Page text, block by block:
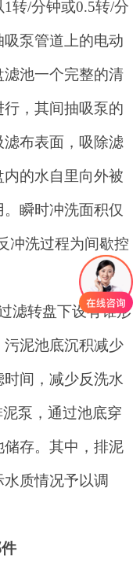
1转/分钟或0.5转/分
泵管道上的电动
池一个完整的清
，其间抽吸泵的
布表面，吸除滤
的水自里向外被
瞬时冲洗面积仅
冲洗过程为间歇控
滤转盘下设有锥形
泥池底沉积减少
间，减少反洗水
泵，通过池底穿
存。其中，排泥
质情况予以调